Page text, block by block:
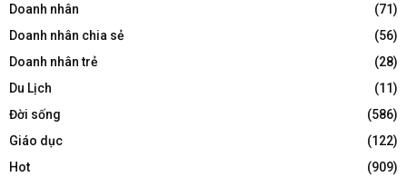
Doanh nhân
(71)
Doanh nhân chia sẻ
(56)
Doanh nhân trẻ
(28)
Du Lịch
(11)
Đời sống
(586)
Giáo dục
(122)
Hot
(909)